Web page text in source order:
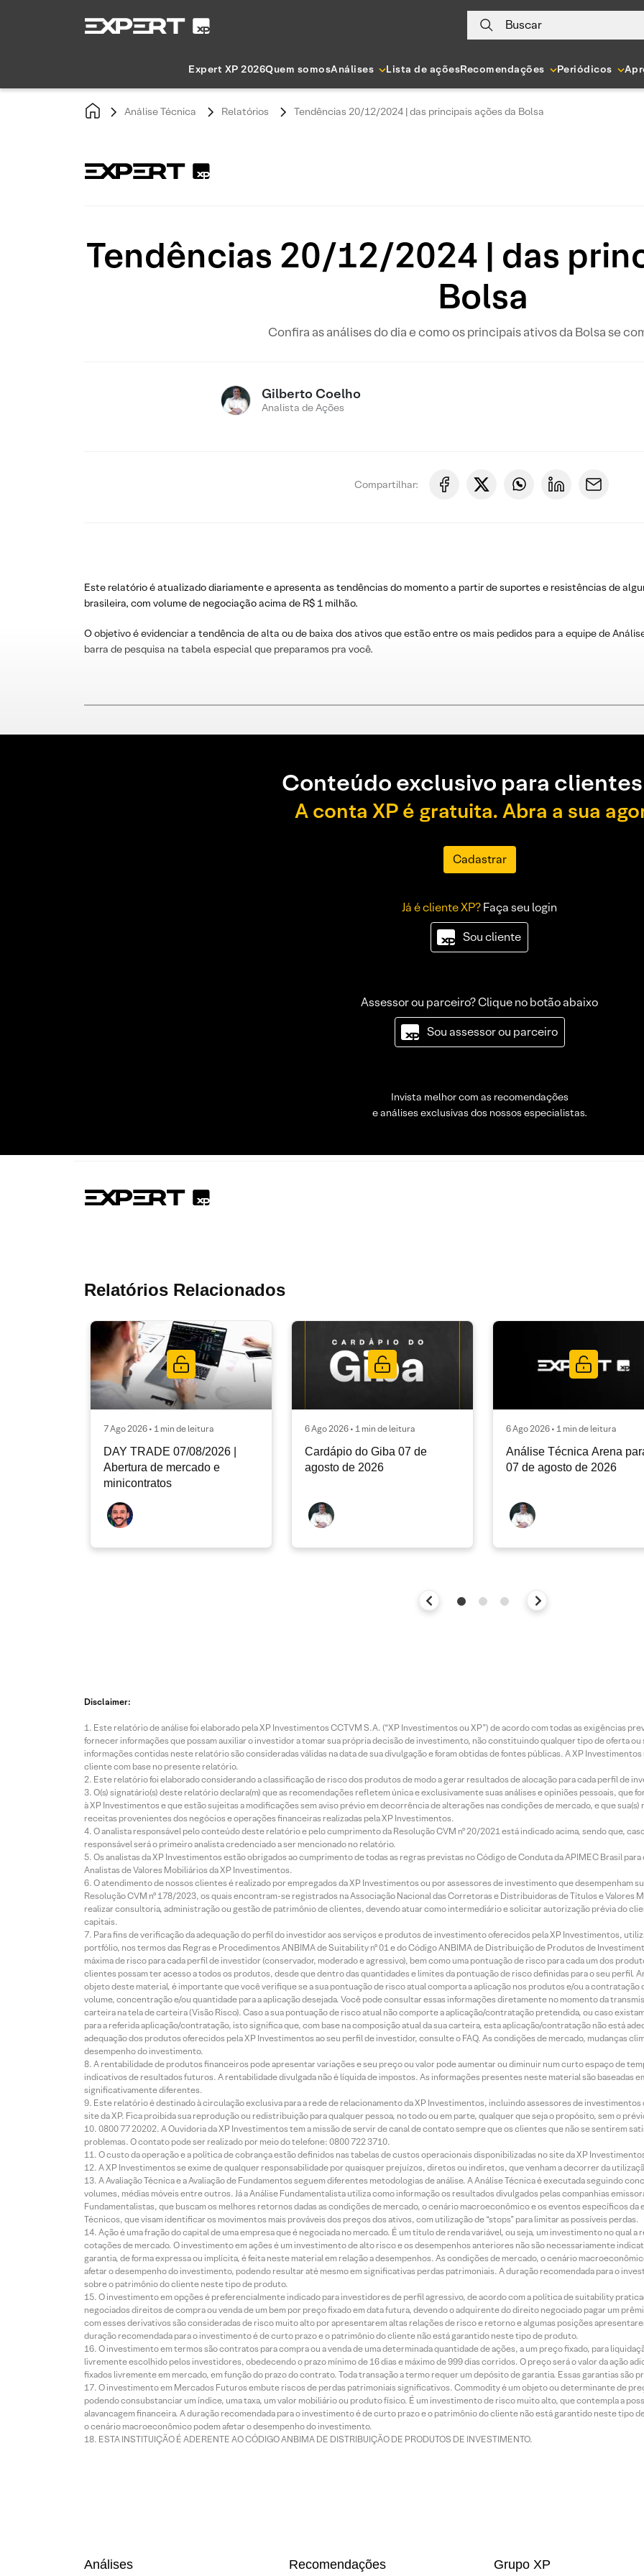
Buscar
Expert XP 2026Quem somosAnálises Lista de açõesRecomendações Periódicos
Análise Técnica Relatórios Tendências 20/12/2024 | das principais ações da Bolsa
Tendências 20/12/2024 | das
Bolsa
Confira as análises do dia e como os principais ativos da Bolsa se
Gilberto Coelho
Analista de Ações
Compartilhar:
Este relatório é atualizado diariamente e apresenta as tendências do momento a partir de suportes e resistências de
brasileira, com volume de negociação acima de R$ 1 milhão.
O objetivo é evidenciar a tendência de alta ou de baixa dos ativos que estão entre os mais pedidos para a equipe de
barra de pesquisa na tabela especial que preparamos pra você.
Conteúdo exclusivo para
A conta XP é gratuita. Abra a sua
Cadastrar
Já é cliente XP?Faça seu login
Sou cliente
Assessor ou parceiro? Clique no botão abaixo
Sou assessor ou parceiro
Invista melhor com as recomendações
e análises exclusivas dos nossos especialistas.
Relatórios Relacionados
7 Ago 2026 • 1 min de leitura
DAY TRADE 07/08/2026 |
Abertura de mercado e
minicontratos
6 Ago 2026 • 1 min de leitura
Cardápio do Giba 07 de
agosto de 2026
6 Ago 2026 • 1 min de leitura
Análise Técnica Arena
07 de agosto de 2026
Disclaimer:
Este relatório de análise foi elaborado pela XP Investimentos CCTVM S.A. (“XP Investimentos ou XP”) de acordo com todas as exigências
fornecer informações que possam auxiliar o investidor a tomar sua própria decisão de investimento, não constituindo qualquer tipo de oferta
informações contidas neste relatório são consideradas válidas na data de sua divulgação e foram obtidas de fontes públicas. A XP
cliente com base no presente relatório.
Este relatório foi elaborado considerando a classificação de risco dos produtos de modo a gerar resultados de alocação para cada perfil de
O(s) signatário(s) deste relatório declara(m) que as recomendações refletem única e exclusivamente suas análises e opiniões pessoais, que
à XP Investimentos e que estão sujeitas a modificações sem aviso prévio em decorrência de alterações nas condições de mercado, e que
receitas provenientes dos negócios e operações financeiras realizadas pela XP Investimentos.
O analista responsável pelo conteúdo deste relatório e pelo cumprimento da Resolução CVM nº 20/2021 está indicado acima, sendo que,
responsável será o primeiro analista credenciado a ser mencionado no relatório.
Os analistas da XP Investimentos estão obrigados ao cumprimento de todas as regras previstas no Código de Conduta da APIMEC Brasil
Analistas de Valores Mobiliários da XP Investimentos.
O atendimento de nossos clientes é realizado por empregados da XP Investimentos ou por assessores de investimento que desempenham
Resolução CVM nº 178/2023, os quais encontram-se registrados na Associação Nacional das Corretoras e Distribuidoras de Títulos e Valores
realizar consultoria, administração ou gestão de patrimônio de clientes, devendo atuar como intermediário e solicitar autorização prévia do
capitais.
Para fins de verificação da adequação do perfil do investidor aos serviços e produtos de investimento oferecidos pela XP Investimentos,
portfólio, nos termos das Regras e Procedimentos ANBIMA de Suitability nº 01 e do Código ANBIMA de Distribuição de Produtos de
máxima de risco para cada perfil de investidor (conservador, moderado e agressivo), bem como uma pontuação de risco para cada um dos
clientes possam ter acesso a todos os produtos, desde que dentro das quantidades e limites da pontuação de risco definidas para o seu perfil.
objeto deste material, é importante que você verifique se a sua pontuação de risco atual comporta a aplicação nos produtos e/ou a contratação
volume, concentração e/ou quantidade para a aplicação desejada. Você pode consultar essas informações diretamente no momento da
carteira na tela de carteira (Visão Risco). Caso a sua pontuação de risco atual não comporte a aplicação/contratação pretendida, ou caso
para a referida aplicação/contratação, isto significa que, com base na composição atual da sua carteira, esta aplicação/contratação não está
adequação dos produtos oferecidos pela XP Investimentos ao seu perfil de investidor, consulte o FAQ. As condições de mercado, mudanças
desempenho do investimento.
A rentabilidade de produtos financeiros pode apresentar variações e seu preço ou valor pode aumentar ou diminuir num curto espaço de
indicativos de resultados futuros. A rentabilidade divulgada não é líquida de impostos. As informações presentes neste material são baseadas
significativamente diferentes.
Este relatório é destinado à circulação exclusiva para a rede de relacionamento da XP Investimentos, incluindo assessores de investimentos
site da XP. Fica proibida sua reprodução ou redistribuição para qualquer pessoa, no todo ou em parte, qualquer que seja o propósito, sem o
0800 77 20202. A Ouvidoria da XP Investimentos tem a missão de servir de canal de contato sempre que os clientes que não se sentirem
problemas. O contato pode ser realizado por meio do telefone: 0800 722 3710.
O custo da operação e a política de cobrança estão definidos nas tabelas de custos operacionais disponibilizadas no site da XP
A XP Investimentos se exime de qualquer responsabilidade por quaisquer prejuízos, diretos ou indiretos, que venham a decorrer da
A Avaliação Técnica e a Avaliação de Fundamentos seguem diferentes metodologias de análise. A Análise Técnica é executada seguindo
volumes, médias móveis entre outros. Já a Análise Fundamentalista utiliza como informação os resultados divulgados pelas companhias
Fundamentalistas, que buscam os melhores retornos dadas as condições de mercado, o cenário macroeconômico e os eventos específicos
Técnicos, que visam identificar os movimentos mais prováveis dos preços dos ativos, com utilização de “stops” para limitar as possíveis perdas.
Ação é uma fração do capital de uma empresa que é negociada no mercado. É um título de renda variável, ou seja, um investimento no qual
cotações de mercado. O investimento em ações é um investimento de alto risco e os desempenhos anteriores não são necessariamente
garantia, de forma expressa ou implícita, é feita neste material em relação a desempenhos. As condições de mercado, o cenário
afetar o desempenho do investimento, podendo resultar até mesmo em significativas perdas patrimoniais. A duração recomendada para o
sobre o patrimônio do cliente neste tipo de produto.
O investimento em opções é preferencialmente indicado para investidores de perfil agressivo, de acordo com a política de suitability
negociados direitos de compra ou venda de um bem por preço fixado em data futura, devendo o adquirente do direito negociado pagar um
com esses derivativos são consideradas de risco muito alto por apresentarem altas relações de risco e retorno e algumas posições
duração recomendada para o investimento é de curto prazo e o patrimônio do cliente não está garantido neste tipo de produto.
O investimento em termos são contratos para compra ou a venda de uma determinada quantidade de ações, a um preço fixado, para
livremente escolhido pelos investidores, obedecendo o prazo mínimo de 16 dias e máximo de 999 dias corridos. O preço será o valor da ação
fixados livremente em mercado, em função do prazo do contrato. Toda transação a termo requer um depósito de garantia. Essas garantias são
O investimento em Mercados Futuros embute riscos de perdas patrimoniais significativos. Commodity é um objeto ou determinante de
podendo consubstanciar um índice, uma taxa, um valor mobiliário ou produto físico. É um investimento de risco muito alto, que contempla a
alavancagem financeira. A duração recomendada para o investimento é de curto prazo e o patrimônio do cliente não está garantido neste tipo
o cenário macroeconômico podem afetar o desempenho do investimento.
ESTA INSTITUIÇÃO É ADERENTE AO CÓDIGO ANBIMA DE DISTRIBUIÇÃO DE PRODUTOS DE INVESTIMENTO.
Análises Recomendações Grupo XP